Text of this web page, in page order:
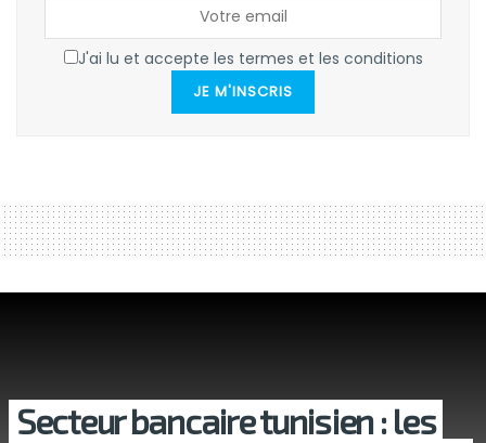
J'ai lu et accepte les termes et les conditions
JE M'INSCRIS
Secteur bancaire tunisien : les